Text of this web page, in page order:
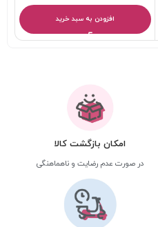
افزودن به سبد خرید
امکان بازگشت کالا
در صورت عدم رضایت و ناهماهنگی